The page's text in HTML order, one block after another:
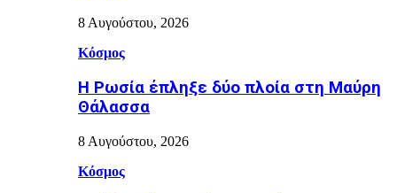
8 Αυγούστου, 2026
Κόσμος
Η Ρωσία έπληξε δύο πλοία στη Μαύρη
Θάλασσα
8 Αυγούστου, 2026
Κόσμος